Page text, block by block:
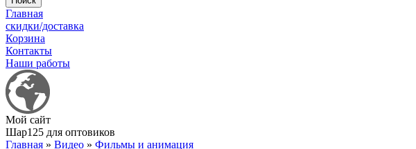
Главная
скидки/доставка
Корзина
Контакты
Наши работы
Мой сайт
Шар125 для оптовиков
Главная » Видео » Фильмы и анимация